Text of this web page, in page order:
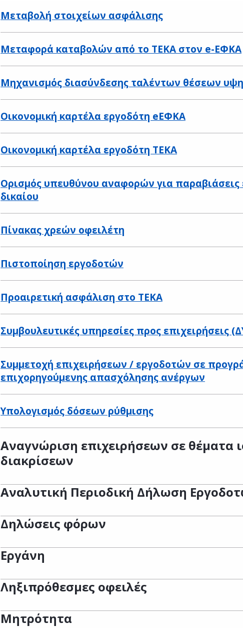
Μεταβολή στοιχείων ασφάλισης
Μεταφορά καταβολών από το ΤΕΚΑ στον e-ΕΦΚΑ
Μηχανισμός διασύνδεσης ταλέντων θέσεων
Οικονομική καρτέλα εργοδότη eΕΦΚΑ
Οικονομική καρτέλα εργοδότη ΤΕΚΑ
Ορισμός υπευθύνου αναφορών για παραβιάσεις
δικαίου
Πίνακας χρεών οφειλέτη
Πιστοποίηση εργοδοτών
Προαιρετική ασφάλιση στο ΤΕΚΑ
Συμβουλευτικές υπηρεσίες προς επιχειρήσεις
Συμμετοχή επιχειρήσεων / εργοδοτών σε
επιχορηγούμενης απασχόλησης ανέργων
Υπολογισμός δόσεων ρύθμισης
Αναγνώριση επιχειρήσεων σε θέματα
διακρίσεων
Αναλυτική Περιοδική Δήλωση
Δηλώσεις φόρων
Εργάνη
Ληξιπρόθεσμες οφειλές
Μητρότητα